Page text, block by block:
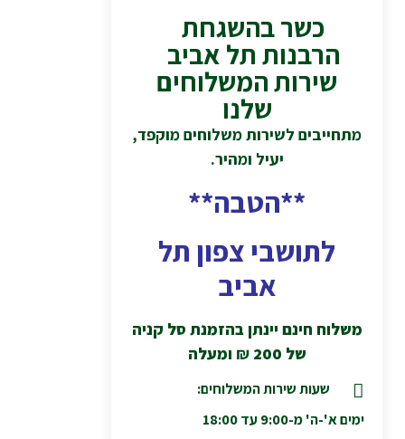
כשר בהשגחת
הרבנות תל אביב
שירות המשלוחים
שלנו
מתחייבים לשירות משלוחים מוקפד,
יעיל ומהיר.
**הטבה**
לתושבי צפון תל
אביב
משלוח חינם יינתן בהזמנת סל קניה
של 200
₪ ומעלה
שעות שירות המשלוחים:
ימים א'-ה' מ-9:00 עד 18:00